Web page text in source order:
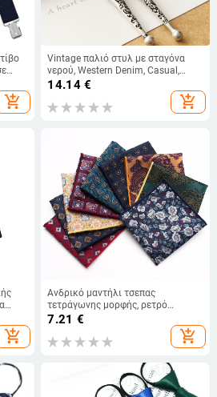
add_shopping_cart
Vintage παλιό στυλ με σταγόνα
νερού, Western Denim, Casual,
Πόλο, Σχοινί, Ουδέτερο, Γραβάτα,
14.14€
add_shopping_cart
add_shopping_cart
Ανδρικό μαντήλι τσεπας
τετράγωνης μορφής, ρετρό
πολυεστερ Jacquard, πολύχρωμο
μοτίβο, αυτόνομη συσκευασία
7.21 €
add_shopping_cart